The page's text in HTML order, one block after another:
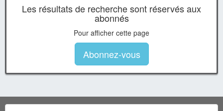
Les résultats de recherche sont réservés aux
abonnés
Pour afficher cette page
Abonnez-vous